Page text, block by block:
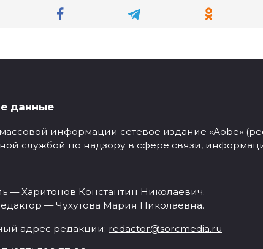
данные
информации сетевое издание «Aobe»
службой по надзору в сфере связи,
— Харитонов Константин Николаевич.
— Чухутова Мария Николаевна.
адрес редакции: redactor@sorcmedia.ru